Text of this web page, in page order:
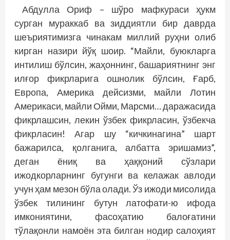
Абдулла Ориф – шўро мафкураси ҳукм
сурган мураккаб ва зиддиятли бир даврда
шеъриятимизга чинакам миллий руҳни олиб
кирган назири йўқ шоир. “Майли, буюкларга
интилиш бўлсин, жаҳоннинг, башариятнинг энг
илғор фикрларига ошнолик бўлсин, Ғарб,
Европа, Америка дейсизми, майли Лотин
Америкаси, майли Ойми, Марсми… даражасида
фикрлашсин, лекин ўзбек фикрласин, ўзбекча
фикр­ласин! Агар шу “кичкинагина” шарт
бажарилса, қолганига, албатта эришамиз”,
деган ёниқ ва ҳаққоний сўзлари
ижодкорларнинг бугунги ва келажак авлоди
учун ҳам мезон бўла олади. Ўз ижоди мисолида
ўзбек тилининг бутун латофати-ю ифода
имкониятини, фасоҳатию балоғатини
тўлақонли намоён эта билган нодир салоҳият